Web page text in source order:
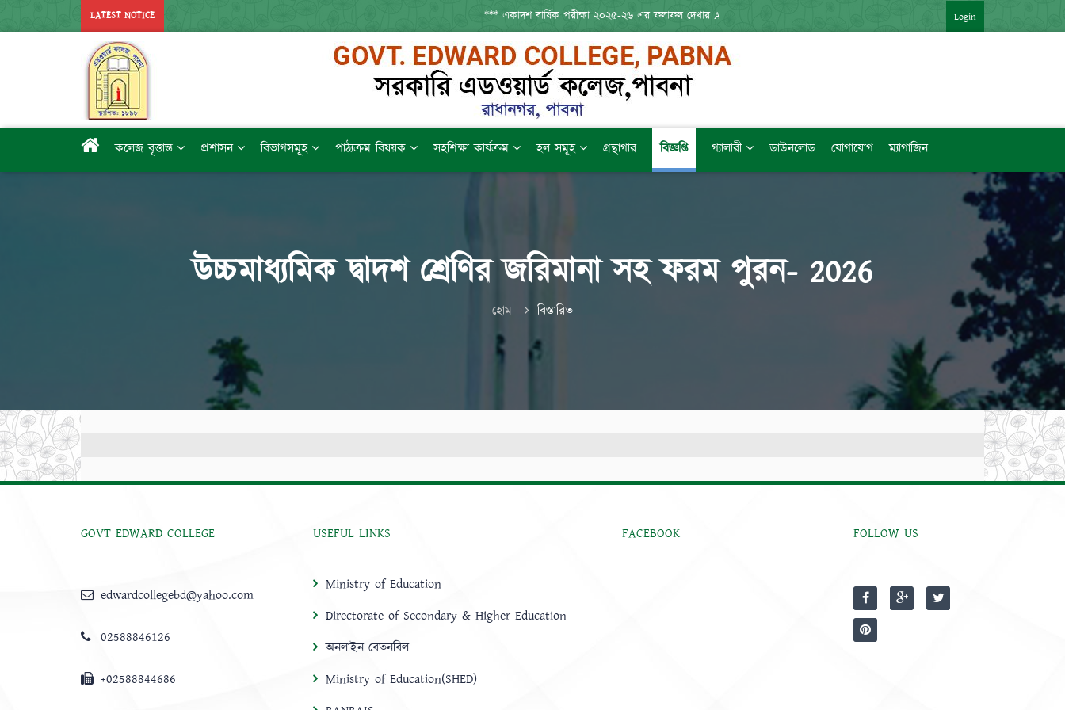
LATEST NOTICE *** একাদশ বার্ষিক পরীক্ষা ২০২৫-২৬ এর ফলাফল দেখার APP : HTTPS://SHORTURL.AT/ZTVZQ (বিষয়ভিত্তিক মেধাক্রম সহ)   [LINK কপি
Login
কলেজ বৃত্তান্ত প্রশাসন বিভাগসমূহ পাঠ্যক্রম বিষয়ক সহশিক্ষা কার্যক্রম হল সমূহ গ্রন্থাগার বিজ্ঞপ্তি গ্যালারী ডাউনলোড যোগাযোগ ম্যাগাজিন
উচ্চমাধ্যমিক দ্বাদশ শ্রেণির জরিমানা সহ ফরম পুরন- 2026
হোম বিস্তারিত
GOVT EDWARD COLLEGE
edwardcollegebd@yahoo.com
02588846126
+02588844686
USEFUL LINKS
Ministry of Education
Directorate of Secondary & Higher Education
অনলাইন বেতনবিল
Ministry of Education(SHED)
FACEBOOK FOLLOW US